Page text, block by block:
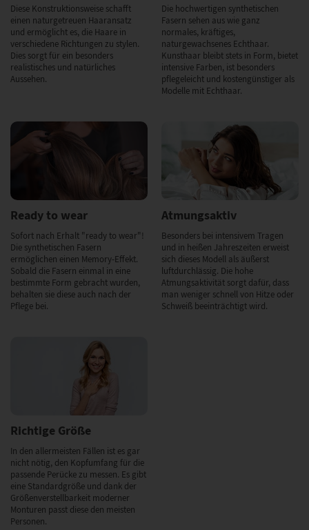
Diese Konstruktionsweise schafft
einen naturgetreuen Haaransatz
und ermöglicht es, die Haare in
verschiedene Richtungen zu stylen.
Dies sorgt für ein besonders
realistisches und natürliches
Aussehen.
Die hochwertigen synthetischen
Fasern sehen aus wie ganz
normales, kräftiges,
naturgewachsenes Echthaar.
Kunsthaar bleibt stets in Form, bietet
intensive Farben, ist besonders
pflegeleicht und kostengünstiger als
Modelle mit Echthaar.
Ready to wear
Sofort nach Erhalt "ready to wear"!
Die synthetischen Fasern
ermöglichen einen Memory-Effekt.
Sobald die Fasern einmal in eine
bestimmte Form gebracht wurden,
behalten sie diese auch nach der
Pflege bei.
Atmungsaktiv
Besonders bei intensivem Tragen
und in heißen Jahreszeiten erweist
sich dieses Modell als äußerst
luftdurchlässig. Die hohe
Atmungsaktivität sorgt dafür, dass
man weniger schnell von Hitze oder
Schweiß beeinträchtigt wird.
Richtige Größe
In den allermeisten Fällen ist es gar
nicht nötig, den Kopfumfang für die
passende Perücke zu messen. Es gibt
eine Standardgröße und dank der
Größenverstellbarkeit moderner
Monturen passt diese den meisten
Personen.